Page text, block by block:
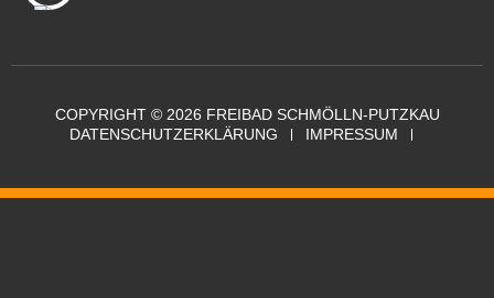
COPYRIGHT © 2026 FREIBAD SCHMÖLLN-PUTZKAU
DATENSCHUTZERKLÄRUNG
IMPRESSUM